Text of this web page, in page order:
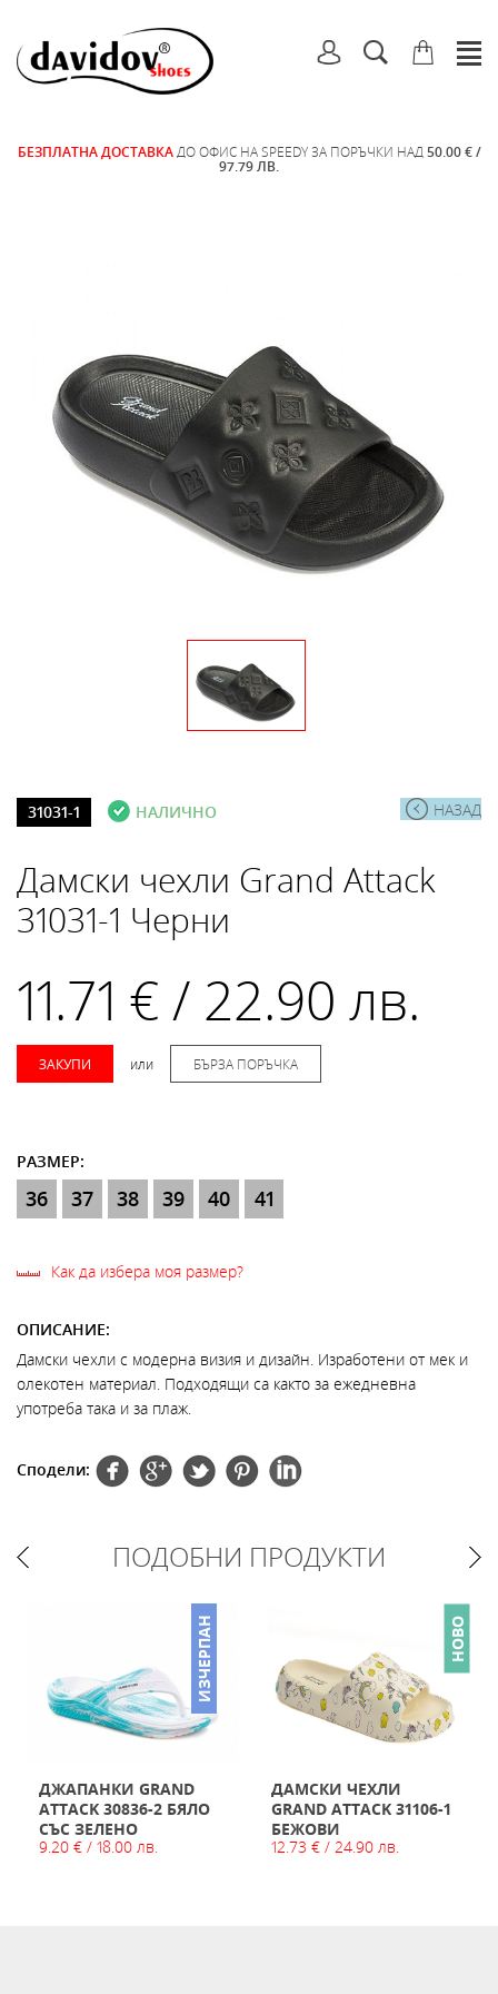
БЕЗПЛАТНА ДОСТАВКА ДО ОФИС НА SPEEDY ЗА ПОРЪЧКИ НАД 50.00 € /
97.79 ЛВ.
НАЗАД
31031-1 НАЛИЧНО
Дамски чехли Grand Attack
31031-1 Черни
11.71 € / 22.90 лв.
ЗАКУПИ или БЪРЗА ПОРЪЧКА
РАЗМЕР:
36 37 38 39 40 41
Как да избера моя размер?
ОПИСАНИЕ:
Дамски чехли с модерна визия и дизайн. Изработени от мек и
олекотен материал. Подходящи са както за ежедневна
употреба така и за плаж.
Сподели:
ПОДОБНИ ПРОДУКТИ
ИЗЧЕРПАН
ДЖАПАНКИ GRAND
ATTACK 30836-2 БЯЛО
СЪС ЗЕЛЕНО
9.20 € / 18.00 лв.
НОВО
ДАМСКИ ЧЕХЛИ
GRAND ATTACK 31106-1
БЕЖОВИ
12.73 € / 24.90 лв.